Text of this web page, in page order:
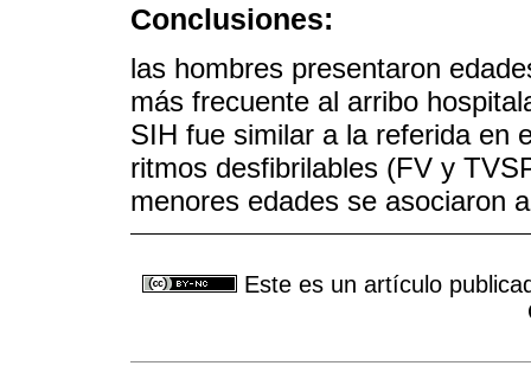
Conclusiones:
las hombres presentaron
más frecuente al arribo
SIH fue similar a la referida en
ritmos desfibrilables (FV y
menores edades se asociaron
Este es un artículo